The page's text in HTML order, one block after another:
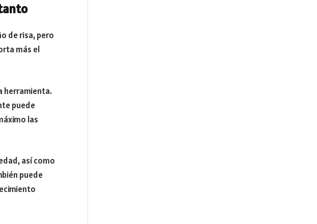
de risa, pero
más el
herramienta.
puede
las
así como
puede